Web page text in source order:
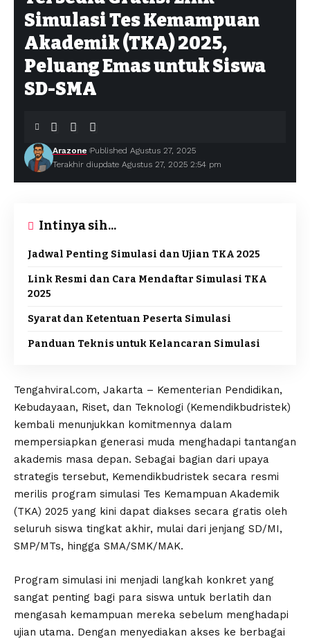
Simulasi Tes Kemampuan
Akademik (TKA) 2025,
Peluang Emas untuk Siswa
SD-SMA
Terakhir diupdate Agustus 27, 2025 2:54 pm
Arazone Published Agustus 27, 2025
Intinya sih...
Jadwal Penting Simulasi dan Ujian TKA 2025
Link Resmi dan Cara Mendaftar Simulasi TKA
2025
Syarat dan Ketentuan Peserta Simulasi
Panduan Teknis untuk Kelancaran Simulasi
Tengahviral.com, Jakarta – Kementerian Pendidikan,
Kebudayaan, Riset, dan Teknologi (Kemendikbudristek)
kembali menunjukkan komitmennya dalam
mempersiapkan generasi muda menghadapi tantangan
akademis masa depan. Sebagai bagian dari upaya
strategis tersebut, Kemendikbudristek secara resmi
merilis program simulasi Tes Kemampuan Akademik
(TKA) 2025 yang kini dapat diakses secara gratis oleh
seluruh siswa tingkat akhir, mulai dari jenjang SD/MI,
SMP/MTs, hingga SMA/SMK/MAK.
Program simulasi ini menjadi langkah konkret yang
sangat penting bagi para siswa untuk berlatih dan
mengasah kemampuan mereka sebelum menghadapi
ujian utama. Dengan menyediakan akses ke berbagai